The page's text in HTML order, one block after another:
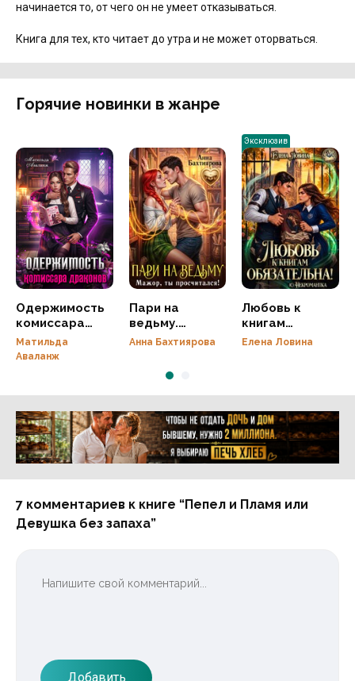
начинается то, от чего он не умеет отказываться.
Книга для тех, кто читает до утра и не может оторваться.
Горячие новинки в жанре
Одержимость
комиссара
драконов
Матильда
Аваланж
Пари на
ведьму.
Мажор, ты
Анна Бахтиярова
Эксклюзив
Любовь к
книгам
обязательна!
Елена Ловина
Реклама 16+ АО «ЛитГород»
7 комментариев к книге “Пепел и Пламя или
Девушка без запаха”
Добавить